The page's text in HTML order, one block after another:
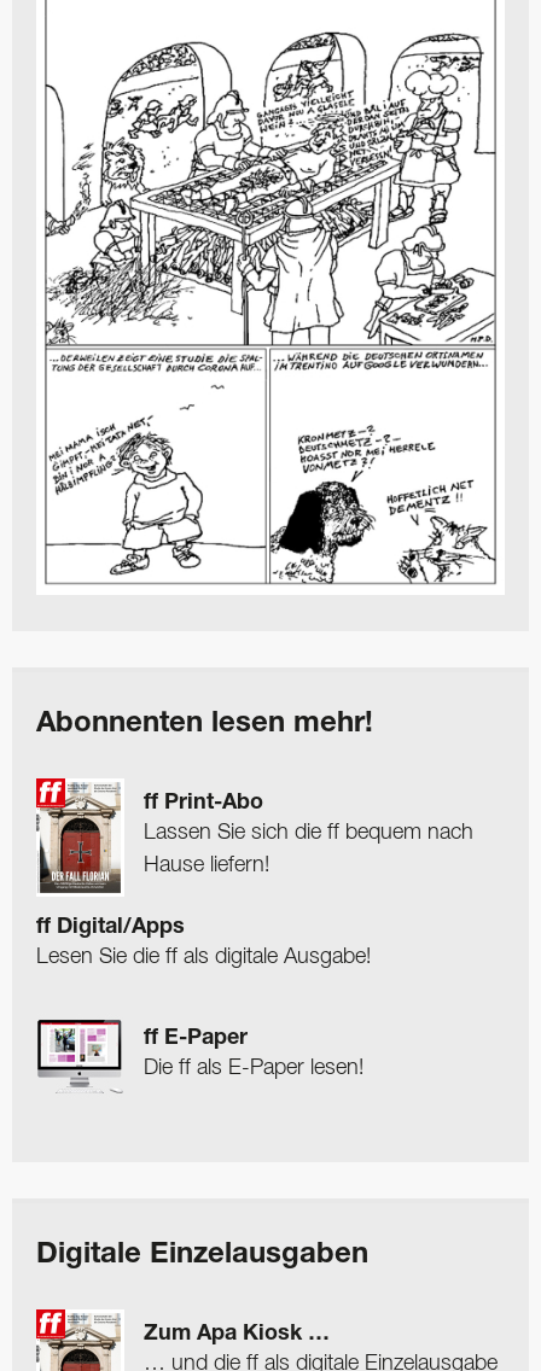
Abonnenten lesen mehr!
ff Print-Abo
Lassen Sie sich die ff bequem nach
Hause liefern!
ff Digital/Apps
Lesen Sie die ff als digitale Ausgabe!
ff E-Paper
Die ff als E-Paper lesen!
Digitale Einzelausgaben
Zum Apa Kiosk …
… und die ff als digitale Einzelausgabe